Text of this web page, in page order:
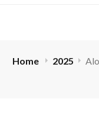
Home 2025